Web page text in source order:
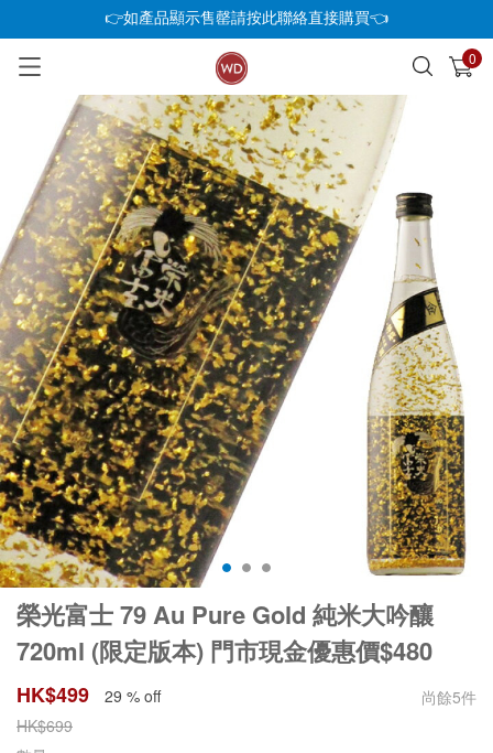
👉如產品顯示售罄請按此聯絡直接購買👈
0
已加入購物車 查看
榮光富士 79 Au Pure Gold 純米大吟釀
720ml (限定版本) 門市現金優惠價$480
HK$499 29 % off 尚餘5件
HK$699